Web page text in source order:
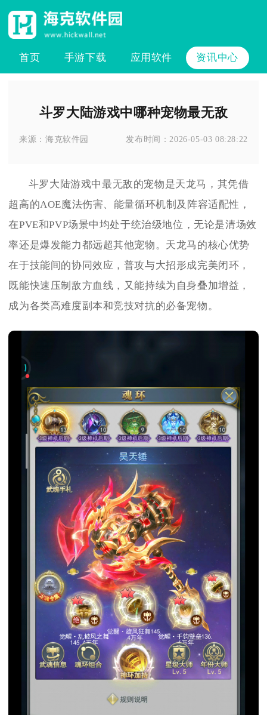
首页 手游下载 应用软件 资讯中心
斗罗大陆游戏中哪种宠物最无敌
来源：海克软件园 发布时间：2026-05-03 08:28:22
斗罗大陆游戏中最无敌的宠物是天龙马，其凭借
超高的AOE魔法伤害、能量循环机制及阵容适配性，
在PVE和PVP场景中均处于统治级地位，无论是清场效
率还是爆发能力都远超其他宠物。天龙马的核心优势
在于技能间的协同效应，普攻与大招形成完美闭环，
既能快速压制敌方血线，又能持续为自身叠加增益，
成为各类高难度副本和竞技对抗的必备宠物。